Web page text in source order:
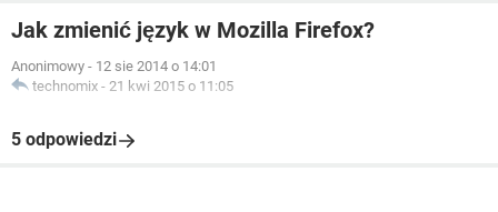
Jak zmienić język w Mozilla Firefox?
Anonimowy - 12 sie 2014 o 14:01
technomix - 21 kwi 2015 o 11:05
5 odpowiedzi